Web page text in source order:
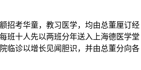
考华童，教习医学，均由总董厘订经
班十人先以两班分年送入上海德医学堂
临诊以增长见闻胆识，并由总董分向各